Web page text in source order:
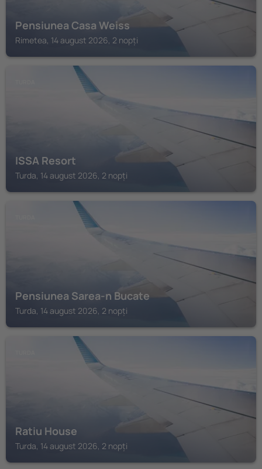
Pensiunea Casa Weiss
Rimetea, 14 august 2026, 2 nopți
ISSA Resort
Turda, 14 august 2026, 2 nopți
Pensiunea Sarea-n Bucate
Turda, 14 august 2026, 2 nopți
Ratiu House
Turda, 14 august 2026, 2 nopți